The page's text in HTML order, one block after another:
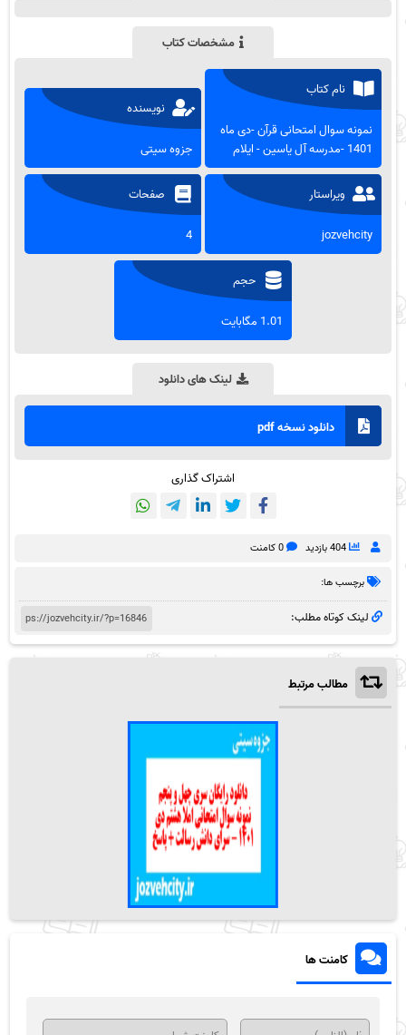
مشخصات کتاب
نام کتاب
نمونه سوال امتحانی قرآن -دی ماه
1401 -مدرسه آل یاسین - ایلام
نویسنده
جزوه سیتی
ویراستار
jozvehcity
صفحات
4
حجم
1.01 مگابایت
لینک های دانلود
دانلود نسخه pdf
اشتراک گذاری
404 بازدید 0 کامنت
برچسب ها:
لینک کوتاه مطلب:
مطالب مرتبط
کامنت ها